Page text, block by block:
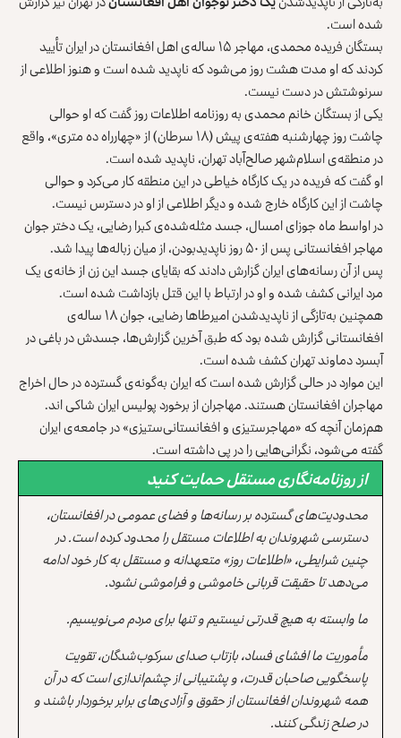
شده است.‏
بستگان فریده محمدی، مهاجر ۱۵ ساله‌ی اهل افغانستان در ایران ‏تأیید
کردند که او مدت هشت روز می‌شود که ناپدید شده است و ‏هنوز اطلاعی از
سرنوشتش در دست نیست.‏
یکی از بستگان خانم محمدی به روزنامه اطلاعات روز گفت که او ‏حوالی
چاشت روز چهارشنبه هفته‌ی پیش (۱۸ سرطان) از ‌‏«چهارراه ده متری»، واقع
در منطقه‌ی اسلام‌شهر صالح‌آباد تهران، ‏ناپدید شده است‎.‎
او گفت که فریده در یک کارگاه خیاطی در این منطقه کار می‌کرد ‏و حوالی
چاشت از این کارگاه خارج شده و دیگر اطلاعی از او در ‏دسترس نیست.‏
در اواسط ماه جوزای امسال، جسد مثله‌شده‌ی کبرا رضایی، یک ‏دختر جوان
مهاجر افغانستانی پس از ۵۰ روز ناپدیدبودن، از میان ‏زباله‌ها پیدا شد‎.‎
پس از آن رسانه‌های ایران گزارش دادند که بقایای جسد این زن از ‏خانه‌ی یک
مرد ایرانی کشف شده و او در ارتباط با این قتل ‏بازداشت شده است‎.‎
همچنین به‌تازگی از ناپدیدشدن امیرطاها رضایی، جوان ۱۸ ساله‌ی
‏افغانستانی گزارش شده بود که طبق آخرین گزارش‌ها، جسدش در ‏باغی در
آبسرد دماوند تهران کشف شده است.‏
این موارد در حالی گزارش شده است که ایران به‌گونه‌ی گسترده در حال ‏اخراج
مهاجران افغانستان هستند. مهاجران از برخورد پولیس ‏ایران شاکی اند.‏
‏هم‌زمان آنچه که «مهاجرستیزی و افغانستانی‌ستیزی» در جامعه‌ی ‏ایران
گفته می‌شود، نگرانی‌هایی را در پی داشته است.‏
از روزنامه‌نگاری مستقل حمایت کنید
محدودیت‌های گسترده بر رسانه‌ها و فضای عمومی در افغانستان،
دسترسی شهروندان به اطلاعات مستقل را محدود کرده است. در
چنین شرایطی، «اطلاعات روز» متعهدانه و مستقل به کار خود ادامه
می‌دهد تا حقیقت قربانی خاموشی و فراموشی نشود.
ما وابسته به هیچ قدرتی نیستیم و تنها برای مردم می‌نویسیم.
مأموریت ما افشای فساد، بازتاب صدای سرکوب‌شدگان، تقویت
پاسخگویی صاحبان قدرت، و پشتیبانی از چشم‌اندازی است که در آن
همه شهروندان افغانستان از حقوق و آزادی‌های برابر برخوردار باشند و
در صلح زندگی کنند.